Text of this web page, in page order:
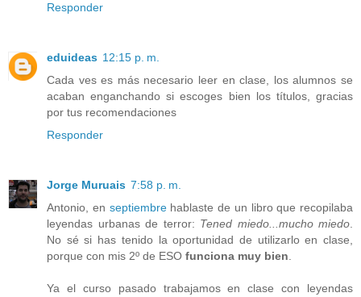
Responder
eduideas 12:15 p. m.
Cada ves es más necesario leer en clase, los alumnos se
acaban enganchando si escoges bien los títulos, gracias
por tus recomendaciones
Responder
Jorge Muruais 7:58 p. m.
Antonio, en septiembrehablaste de un libro que recopilaba
leyendas urbanas de terror: Tened miedo...mucho miedo.
No sé si has tenido la oportunidad de utilizarlo en clase,
porque con mis 2º de ESO funciona muy bien.
Ya el curso pasado trabajamos en clase con leyendas